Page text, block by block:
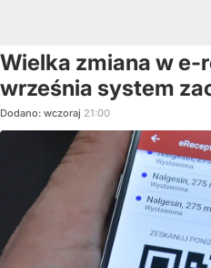
Wielka zmiana w e-
września system
Dodano: wczoraj 21:00